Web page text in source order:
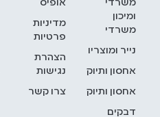
משרדי
ומיכון
משרדי
נייר ומוצריו
אחסון ותיוק
אחסון ותיוק
דבקים
אופיס
מדיניות
פרטיות
הצהרת
נגישות
צרו קשר